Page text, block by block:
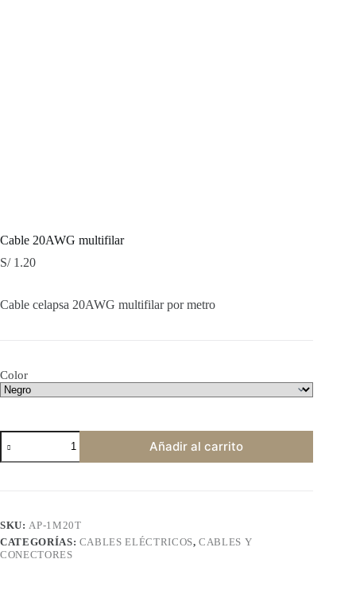
Cable 20AWG multifilar
S/1.20
Cable celapsa 20AWG multifilar por metro
Color
Cable
20AWG
multifilar
Añadir al carrito
SKU: AP-1M20T
CATEGORÍAS: CABLES ELÉCTRICOS,CABLES Y
CONECTORES